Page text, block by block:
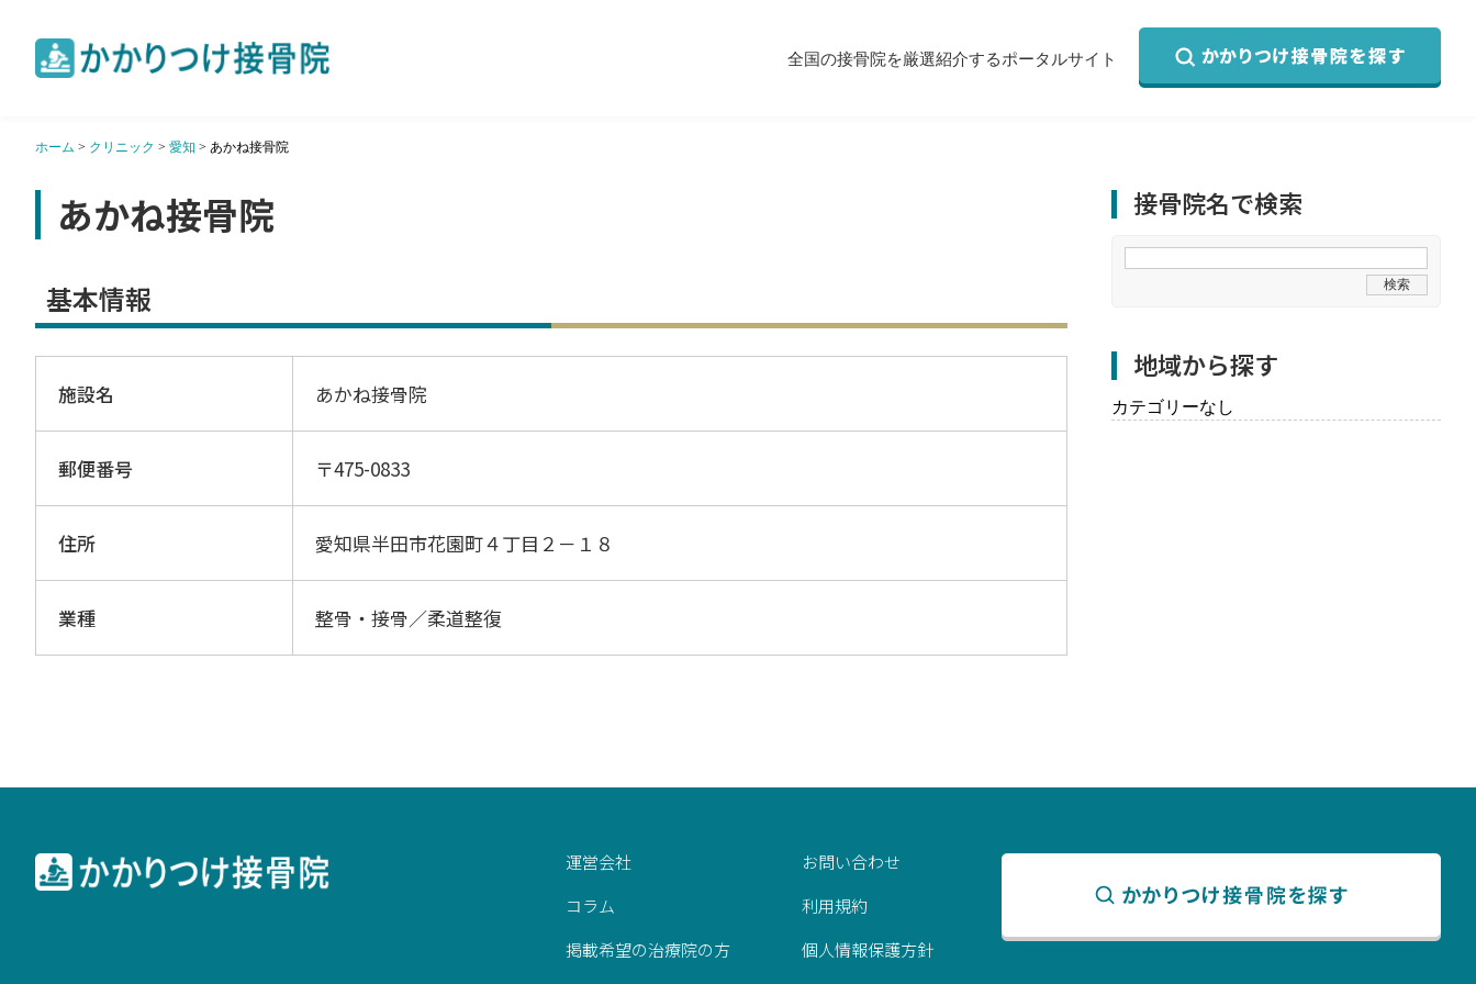
全国の接骨院を厳選紹介するポータルサイト
ホーム > クリニック > 愛知 > あかね接骨院
あかね接骨院
基本情報
施設名 あかね接骨院
郵便番号 〒475-0833
住所 愛知県半田市花園町４丁目２－１８
業種 整骨・接骨／柔道整復
接骨院名で検索
地域から探す
カテゴリーなし
運営会社
コラム
掲載希望の治療院の方
お問い合わせ
利用規約
個人情報保護方針